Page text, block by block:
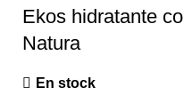
Ekos hidratante
Natura
En stock